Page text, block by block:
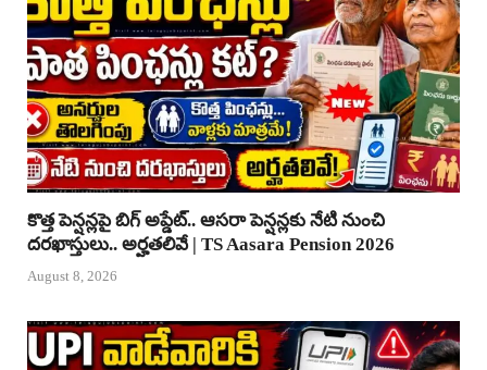
కొత్త పెన్షన్లపై బిగ్ అప్డేట్.. ఆసరా పెన్షన్లకు నేటి నుంచి
దరఖాస్తులు.. అర్హతలివే | TS Aasara Pension 2026
August 8, 2026